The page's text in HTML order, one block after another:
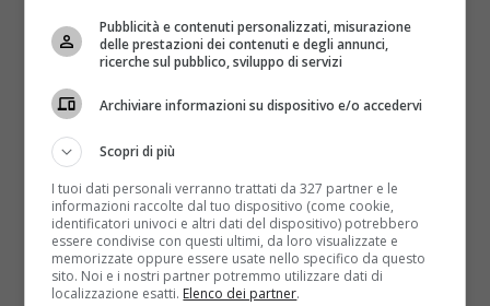
Sesso&Salute
Pubblicità e contenuti personalizzati, misurazione
delle prestazioni dei contenuti e degli annunci,
ricerche sul pubblico, sviluppo di servizi
Archiviare informazioni su dispositivo e/o accedervi
Scopri di più
I tuoi dati personali verranno trattati da 327 partner e le
informazioni raccolte dal tuo dispositivo (come cookie,
identificatori univoci e altri dati del dispositivo) potrebbero
essere condivise con questi ultimi, da loro visualizzate e
memorizzate oppure essere usate nello specifico da questo
sito. Noi e i nostri partner potremmo utilizzare dati di
localizzazione esatti. Elenco dei partner.